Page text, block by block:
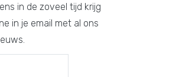
in de zoveel tijd krijg
in je email met al ons